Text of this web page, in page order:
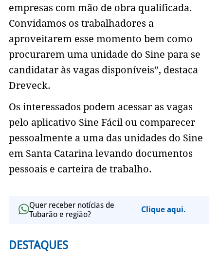
empresas com mão de obra qualificada.
Convidamos os trabalhadores a
aproveitarem esse momento bem como
procurarem uma unidade do Sine para se
candidatar às vagas disponíveis”, destaca
Dreveck.
Os interessados podem acessar as vagas
pelo aplicativo Sine Fácil ou comparecer
pessoalmente a uma das unidades do Sine
em Santa Catarina levando documentos
pessoais e carteira de trabalho.
Quer receber notícias de
Tubarão e região?
Clique aqui.
DESTAQUES